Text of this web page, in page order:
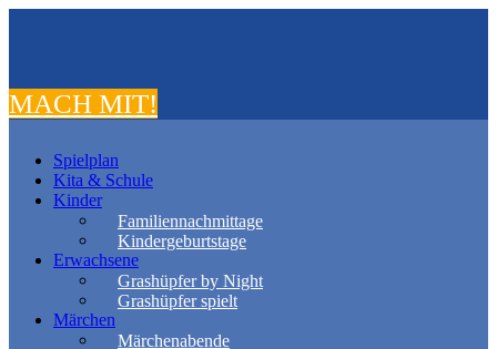
MACH MIT!
Spielplan
Kita & Schule
Kinder
Familiennachmittage
Kindergeburtstage
Erwachsene
Grashüpfer by Night
Grashüpfer spielt
Märchen
Märchenabende